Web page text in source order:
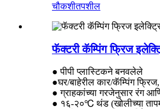
चौकशीतपशील
फॅक्टरी कॅम्पिंग फ्रिज
● पीपी प्लास्टिकने बनवलेले
●घर/बाहेरील कार/कॅम्पिंग
● ग्राहकांच्या गरजेनुसार रंग
● १६-२०℃ थंड (खोलीच्या